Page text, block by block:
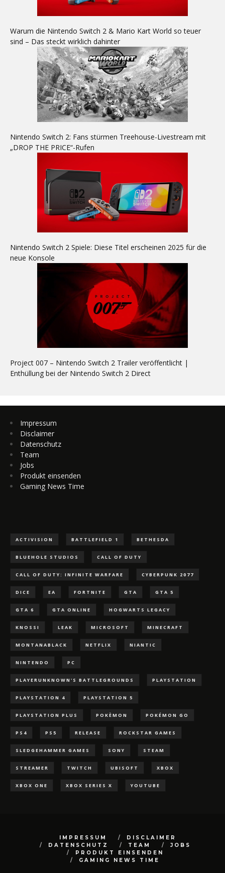
Warum die Nintendo Switch 2 & Mario Kart World so teuer
sind – Das steckt wirklich dahinter
Nintendo Switch 2: Fans stürmen Treehouse-Livestream mit
„DROP THE PRICE“-Rufen
Nintendo Switch 2 Spiele: Diese Titel erscheinen 2025 für die
neue Konsole
Project 007 – Nintendo Switch 2 Trailer veröffentlicht |
Enthüllung bei der Nintendo Switch 2 Direct
Impressum
Disclaimer
Datenschutz
Team
Jobs
Produkt einsenden
Gaming News Time
ACTIVISION BATTLEFIELD 1 BETHESDA
BLUEHOLE STUDIOS CALL OF DUTY
CALL OF DUTY: INFINITE WARFARE CYBERPUNK 2077
DICE EA FORTNITE GTA GTA 5
GTA 6 GTA ONLINE HOGWARTS LEGACY
KNOSSI LEAK MICROSOFT MINECRAFT
MONTANABLACK NETFLIX NIANTIC
NINTENDO PC
PLAYERUNKNOWN'S BATTLEGROUNDS PLAYSTATION
PLAYSTATION 4 PLAYSTATION 5
PLAYSTATION PLUS POKÈMON POKÉMON GO
PS4 PS5 RELEASE ROCKSTAR GAMES
SLEDGEHAMMER GAMES SONY STEAM
STREAMER TWITCH UBISOFT XBOX
XBOX ONE XBOX SERIES X YOUTUBE
IMPRESSUM
DISCLAIMER
DATENSCHUTZ
TEAM
JOBS
PRODUKT EINSENDEN
GAMING NEWS TIME